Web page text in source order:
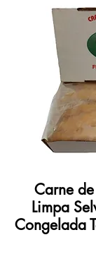
Carne
Limpa
Congelada